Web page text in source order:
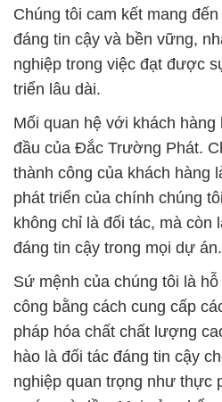
Chúng tôi cam kết mang
đáng tin cậy và bền vững,
nghiệp trong việc đạt được
triển lâu dài.
Mối quan hệ với khách
đầu của Đắc Trường Phát.
thành công của khách hàng
phát triển của chính chúng
không chỉ là đối tác, mà còn
đáng tin cậy trong mọi dự án.
Sứ mệnh của chúng tôi là
công bằng cách cung cấp
pháp hóa chất chất lượng
hào là đối tác đáng tin cậy
nghiệp quan trọng như thực